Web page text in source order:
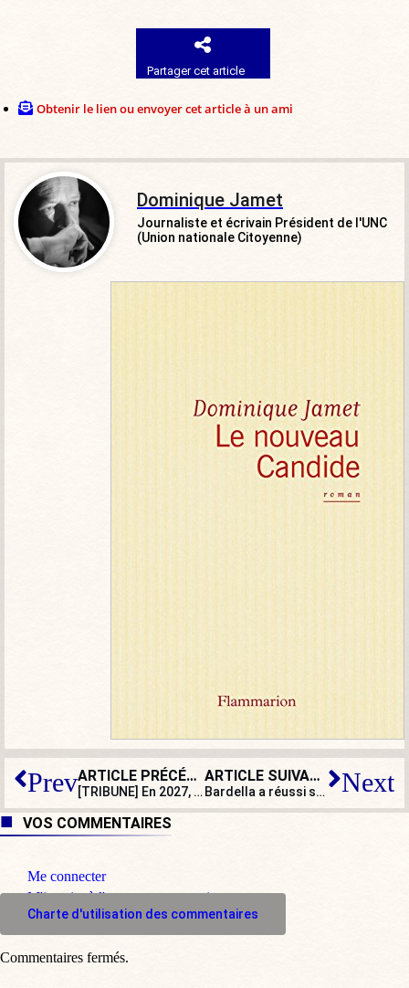
Partager cet article
Obtenir le lien ou envoyer cet article à un ami
Dominique Jamet
Journaliste et écrivain Président de l'UNC
(Union nationale Citoyenne)
Prev ARTICLE PRÉCÉDENT
[TRIBUNE] En 2027, qui fera campagne sur l’austérité ? Personne…
ARTICLE SUIVANT
Bardella a réussi son examen chez Darius Rochebin. Avec mention ! Next
VOS COMMENTAIRES
Me connecter
M'inscrire à l'espace commentaire
Charte d'utilisation des commentaires
Commentaires fermés.